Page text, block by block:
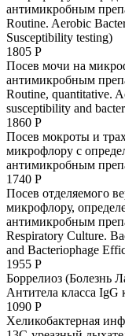
антимикробным
Routine. Aerobic
Susceptibility testing)
1805 Р
Посев мочи на
антимикробным
Routine, quantitative.
susceptibility and
1860 Р
Посев мокроты и
микрофлору с
антимикробным
1740 Р
Посев отделяемого
микрофлору,
антимикробным
Respiratory Culture.
and Bacteriophage
1955 Р
Боррелиоз (Болезнь
Антитела класса IgG
1090 Р
Хеликобактерная